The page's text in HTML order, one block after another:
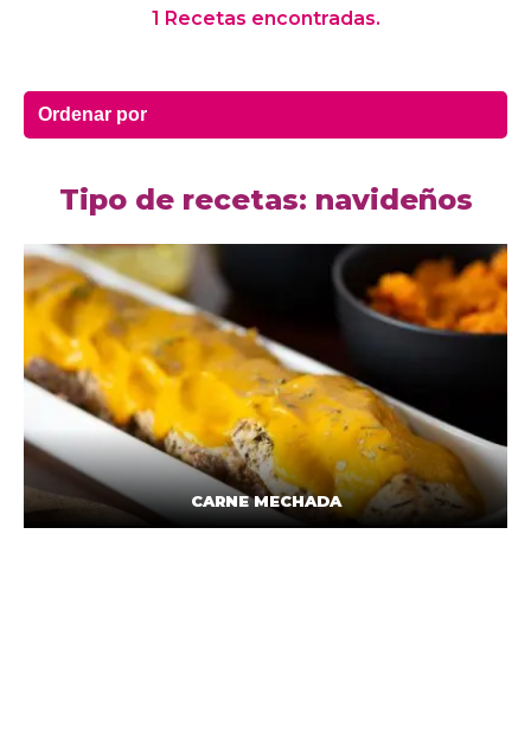
1 Recetas encontradas.
Tipo de recetas: navideños
CARNE MECHADA